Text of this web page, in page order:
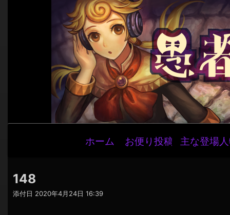
ナ
ビ
ホーム お便り投稿 主な登場
148
添付日 2020年4月24日 16:39